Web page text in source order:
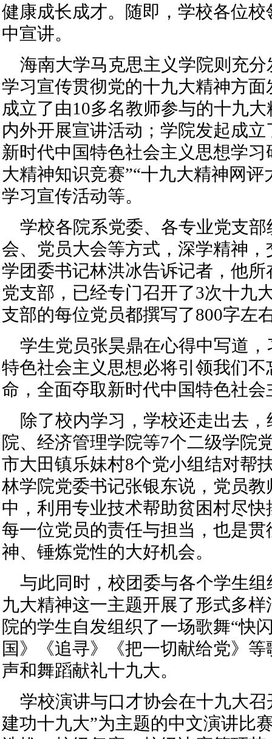
健康成长成才。随即，学校各位
中宣讲。
海南大学马克思主义学院则充
学习宣传贯彻党的十九大精神方
成立了由10多名教师参与的十九
内外开展宣讲活动；学院发起成
新时代中国特色社会主义思想学
大精神知识竞赛”“十九大精神网评
学习宣传活动等。
学校各院系党委、各专业党支
会、党员大会等方式，深学精神
学团委书记林洪冰告诉记者，他
党支部，已经专门召开了3次十九
支部的每位党员都撰写了800字左
学生党员张昊鼎在心得中写道
特色社会主义思想必将引领我们
命，全面夺取新时代中国特色社
除了校内学习，学校还走出去
院、经济管理学院等7个二级学院
市大田镇乐妹村8个党小组结对帮
林学院党委书记张银东说，党员
中，利用专业技术帮助贫困村尽
每一位党员的责任与担当，也是
神、锤炼党性的大好机会。
与此同时，校团委与各个学生
九大精神这一主题开展了形式多
院的学生自发组织了一场歌舞“快
国》《追寻》《把一切献给党》
声和舞蹈献礼十九大。
学校演讲与口才协会在十九大
建功十九大”为主题的中文演讲比